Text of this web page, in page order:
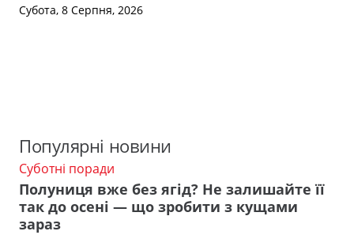
Субота, 8 Серпня, 2026
Популярні новини
Суботні поради
Полуниця вже без ягід? Не залишайте її
так до осені — що зробити з кущами
зараз